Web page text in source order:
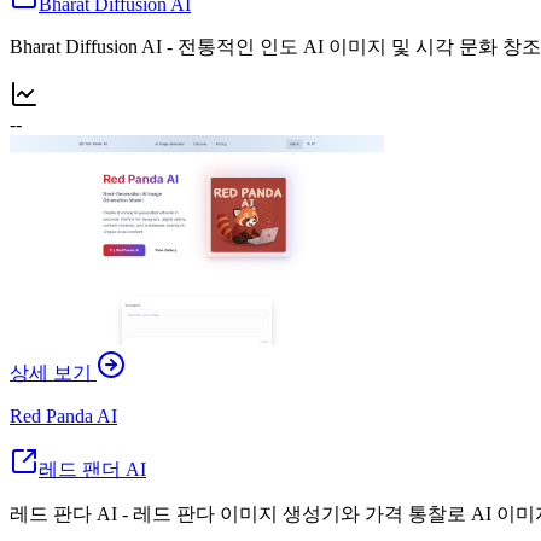
Bharat Diffusion AI - 전통적인 인도 AI 이미지 및 시각 문화 창조
--
상세 보기
Red Panda AI
레드 팬더 AI
레드 판다 AI - 레드 판다 이미지 생성기와 가격 통찰로 AI 이